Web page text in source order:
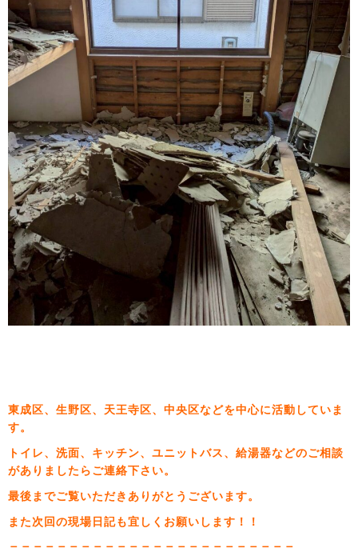
東成区、生野区、天王寺区、中央区などを中心に活動していま
す。
トイレ、洗面、キッチン、ユニットバス、給湯器などのご相談
がありましたらご連絡下さい。
最後までご覧いただきありがとうございます。
また次回の現場日記も宜しくお願いします！！